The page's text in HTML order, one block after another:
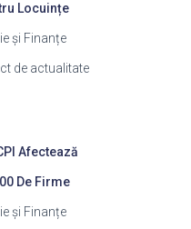
Locuințe
și Finanțe
de actualitate
Afectează
De Firme
și Finanțe